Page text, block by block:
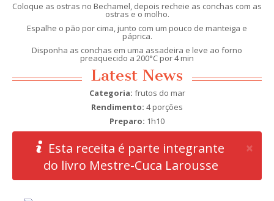
Coloque as ostras no Bechamel, depois recheie as conchas com as
ostras e o molho.
Espalhe o pão por cima, junto com um pouco de manteiga e
páprica.
Disponha as conchas em uma assadeira e leve ao forno
preaquecido a 200°C por 4 min
Latest News
Categoria: frutos do mar
Rendimento: 4 porções
Preparo: 1h10
×
Esta receita é parte integrante
do livro Mestre-Cuca Larousse